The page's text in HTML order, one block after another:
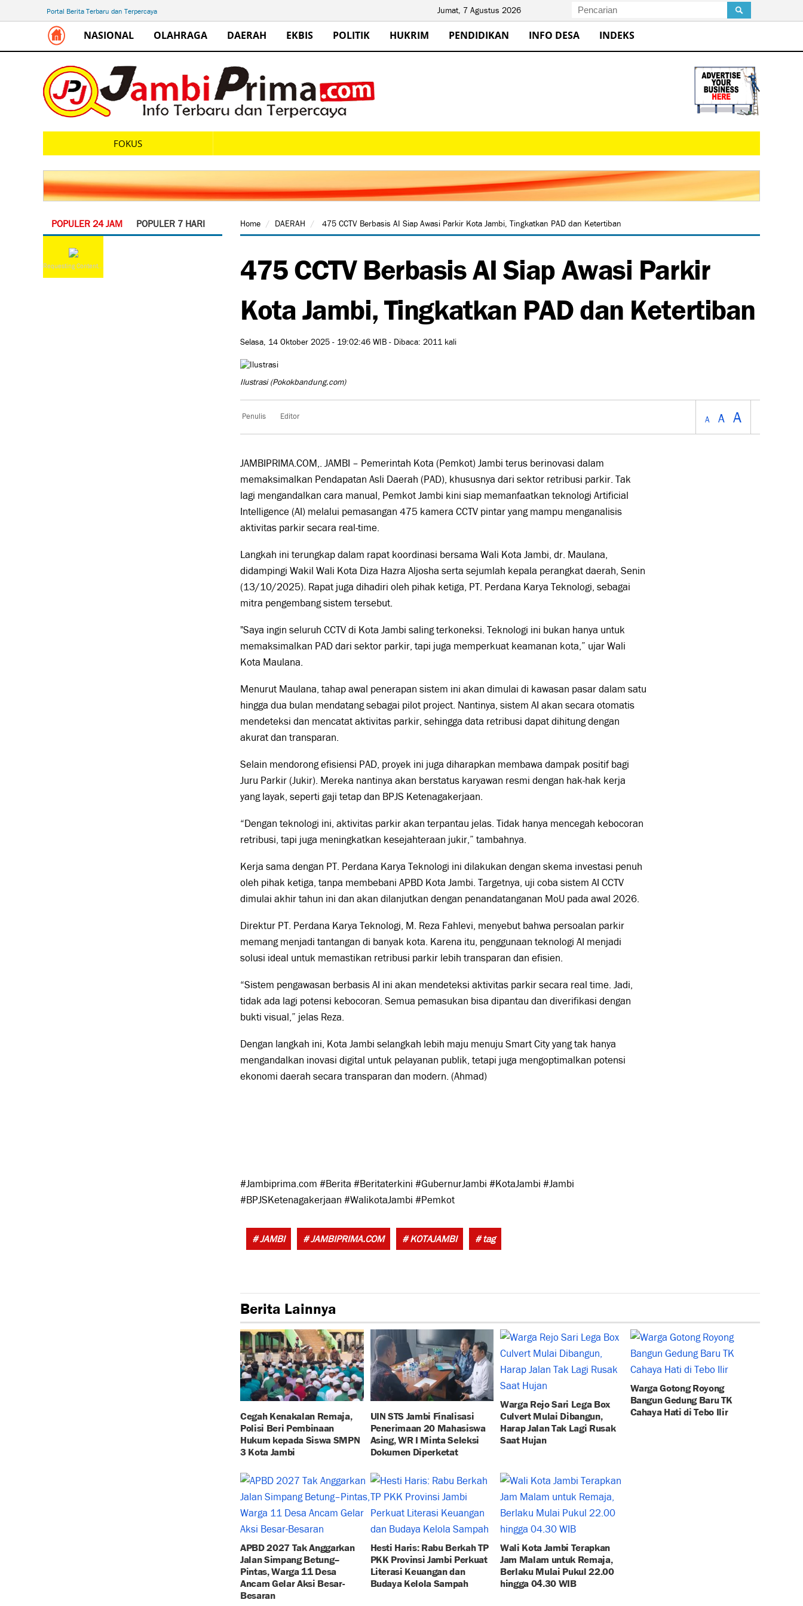
Portal Berita Terbaru dan Terpercaya Jumat, 7 Agustus 2026
NASIONAL OLAHRAGA DAERAH EKBIS POLITIK HUKRIM PENDIDIKAN INFO DESA INDEKS
FOKUS
POPULER 24 JAM POPULER 7 HARI
Requesting Content...
Home DAERAH 475 CCTV Berbasis AI Siap Awasi Parkir Kota Jambi, Tingkatkan PAD dan Ketertiban
475 CCTV Berbasis AI Siap Awasi Parkir
Kota Jambi, Tingkatkan PAD dan Ketertiban
Selasa, 14 Oktober 2025 - 19:02:46 WIB - Dibaca: 2011 kali
Ilustrasi(Pokokbandung.com)
Penulis Editor A A A
JAMBIPRIMA.COM,. JAMBI – Pemerintah Kota (Pemkot) Jambi terus berinovasi dalam
memaksimalkan Pendapatan Asli Daerah (PAD), khususnya dari sektor retribusi parkir. Tak
lagi mengandalkan cara manual, Pemkot Jambi kini siap memanfaatkan teknologi Artificial
Intelligence (AI) melalui pemasangan 475 kamera CCTV pintar yang mampu menganalisis
aktivitas parkir secara real-time.
Langkah ini terungkap dalam rapat koordinasi bersama Wali Kota Jambi, dr. Maulana,
didampingi Wakil Wali Kota Diza Hazra Aljosha serta sejumlah kepala perangkat daerah, Senin
(13/10/2025). Rapat juga dihadiri oleh pihak ketiga, PT. Perdana Karya Teknologi, sebagai
mitra pengembang sistem tersebut.
"Saya ingin seluruh CCTV di Kota Jambi saling terkoneksi. Teknologi ini bukan hanya untuk
memaksimalkan PAD dari sektor parkir, tapi juga memperkuat keamanan kota,” ujar Wali
Kota Maulana.
Menurut Maulana, tahap awal penerapan sistem ini akan dimulai di kawasan pasar dalam satu
hingga dua bulan mendatang sebagai pilot project. Nantinya, sistem AI akan secara otomatis
mendeteksi dan mencatat aktivitas parkir, sehingga data retribusi dapat dihitung dengan
akurat dan transparan.
Selain mendorong efisiensi PAD, proyek ini juga diharapkan membawa dampak positif bagi
Juru Parkir (Jukir). Mereka nantinya akan berstatus karyawan resmi dengan hak-hak kerja
yang layak, seperti gaji tetap dan BPJS Ketenagakerjaan.
“Dengan teknologi ini, aktivitas parkir akan terpantau jelas. Tidak hanya mencegah kebocoran
retribusi, tapi juga meningkatkan kesejahteraan jukir,” tambahnya.
Kerja sama dengan PT. Perdana Karya Teknologi ini dilakukan dengan skema investasi penuh
oleh pihak ketiga, tanpa membebani APBD Kota Jambi. Targetnya, uji coba sistem AI CCTV
dimulai akhir tahun ini dan akan dilanjutkan dengan penandatanganan MoU pada awal 2026.
Direktur PT. Perdana Karya Teknologi, M. Reza Fahlevi, menyebut bahwa persoalan parkir
memang menjadi tantangan di banyak kota. Karena itu, penggunaan teknologi AI menjadi
solusi ideal untuk memastikan retribusi parkir lebih transparan dan efisien.
“Sistem pengawasan berbasis AI ini akan mendeteksi aktivitas parkir secara real time. Jadi,
tidak ada lagi potensi kebocoran. Semua pemasukan bisa dipantau dan diverifikasi dengan
bukti visual,” jelas Reza.
Dengan langkah ini, Kota Jambi selangkah lebih maju menuju Smart City yang tak hanya
mengandalkan inovasi digital untuk pelayanan publik, tetapi juga mengoptimalkan potensi
ekonomi daerah secara transparan dan modern. (Ahmad)
#Jambiprima.com #Berita #Beritaterkini #GubernurJambi #KotaJambi #Jambi
#BPJSKetenagakerjaan #WalikotaJambi #Pemkot
# JAMBI # JAMBIPRIMA.COM # KOTAJAMBI # tag
Berita Lainnya
Cegah Kenakalan Remaja,
Polisi Beri Pembinaan
Hukum kepada Siswa SMPN
3 Kota Jambi
UIN STS Jambi Finalisasi
Penerimaan 20 Mahasiswa
Asing, WR I Minta Seleksi
Dokumen Diperketat
Warga Rejo Sari Lega Box
Culvert Mulai Dibangun,
Harap Jalan Tak Lagi Rusak
Saat Hujan
Warga Gotong Royong
Bangun Gedung Baru TK
Cahaya Hati di Tebo Ilir
APBD 2027 Tak Anggarkan
Jalan Simpang Betung–
Pintas, Warga 11 Desa
Ancam Gelar Aksi Besar-
Besaran
Hesti Haris: Rabu Berkah TP
PKK Provinsi Jambi Perkuat
Literasi Keuangan dan
Budaya Kelola Sampah
Wali Kota Jambi Terapkan
Jam Malam untuk Remaja,
Berlaku Mulai Pukul 22.00
hingga 04.30 WIB